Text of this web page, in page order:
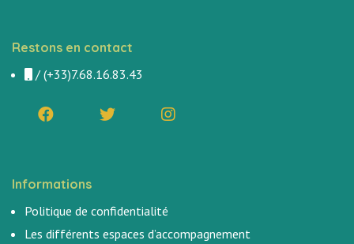
Restons en contact
/ (+33)7.68.16.83.43
Informations
Politique de confidentialité
Les différents espaces d’accompagnement